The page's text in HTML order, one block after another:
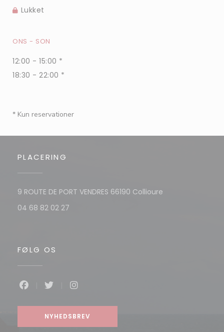
Lukket
ONS - SON
12:00 - 15:00 *
18:30 - 22:00 *
* Kun reservationer
PLACERING
9 ROUTE DE PORT VENDRES 66190 Collioure
04 68 82 02 27
FØLG OS
Facebook ((åbner i et nyt vindue))
NYHEDSBREV